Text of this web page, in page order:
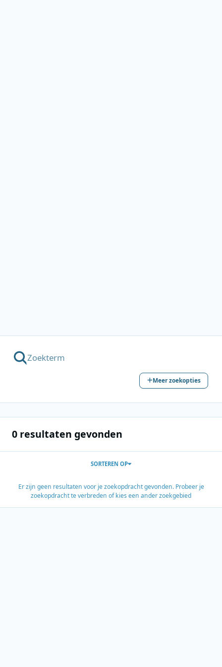
Meer zoekopties
0 resultaten gevonden
SORTEREN OP
Er zijn geen resultaten voor je zoekopdracht gevonden. Probeer je
zoekopdracht te verbreden of kies een ander zoekgebied